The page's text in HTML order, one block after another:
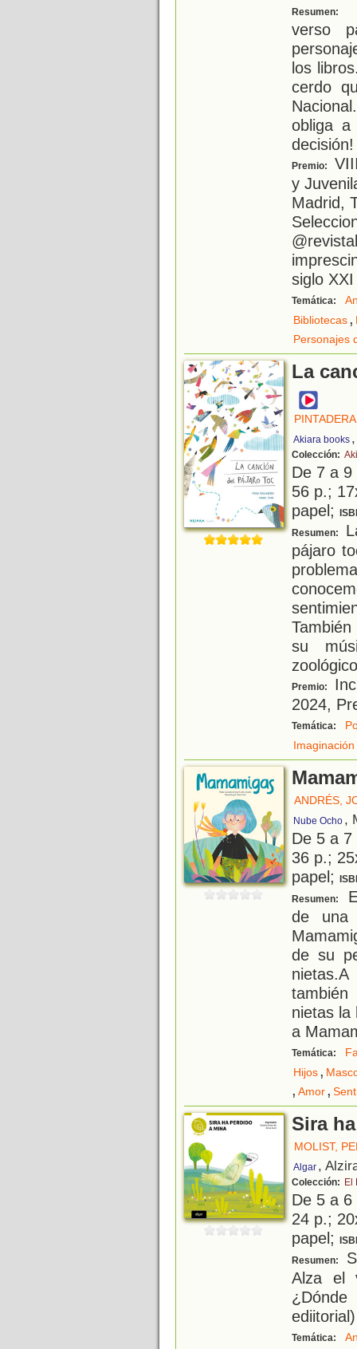
Resumen:
verso
los
cerdo
obliga a
decisión!
Premio:
y
Madrid,
siglo XXI
Temática:
Bibliotecas,
Personajes
La
Akiara books
Colección:
De 7 a
56 p.;
papel;
Resumen:
pájaro
su
Premio:
2024,
Temática:
Imaginación
ANDRÉS,
Nube Ocho ,
De 5 a
36 p.;
papel;
Resumen:
de una
de su
nietas la
a
Temática:
Hijos,
, Amor,
Sira
MOLIST,
Algar ,
Colección: El
De 5 a
24 p.;
papel;
Resumen:
Alza el
ediitorial)
Temática: